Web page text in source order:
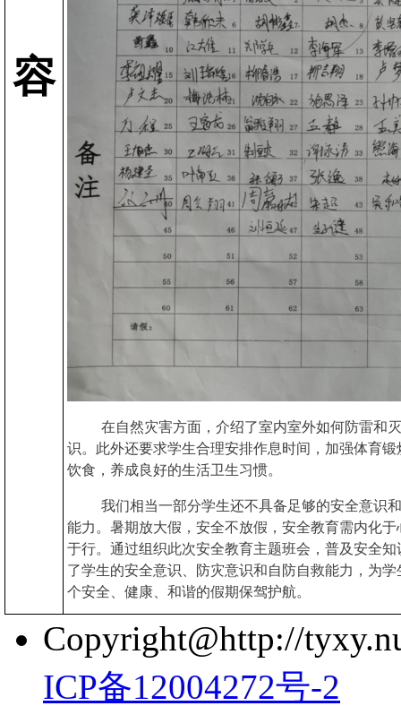
容
在自然灾害方面，介绍了室内室外如何防雷和
识。此外还要求学生合理安排作息时间，加强体育锻
饮食，养成良好的生活卫生习惯。‍
我们相当一部分学生还不具备足够的安全意识
能力。暑期放大假，安全不放假，安全教育需内化于
于行。通过组织此次安全教育主题班会，普及安全知
了学生的安全意识、防灾意识和自防自救能力，为学
个安全、健康、和谐的假期保驾护航。
Copyright@http://
ICP备12004272号-2